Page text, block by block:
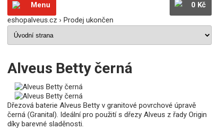
Menu
0 Kč
eshopalveus.cz › Prodej ukončen
Alveus Betty černá
Dřezová baterie Alveus Betty v granitové povrchové úpravě
černá (Granital). Ideální pro použití s dřezy Alveus z řady Origin
díky barevné sladěnosti.